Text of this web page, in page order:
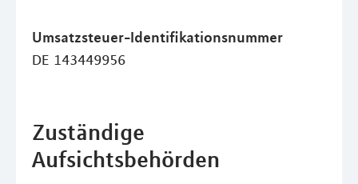
Umsatzsteuer-Identifikationsnummer
DE 143449956
Zuständige
Aufsichtsbehörden